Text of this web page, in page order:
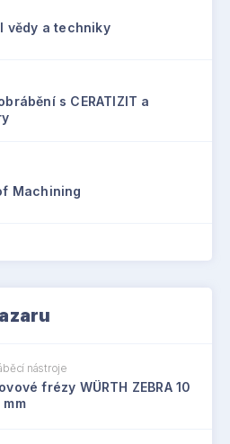
vědy a techniky
s CERATIZIT a
Machining
nástroje
frézy WÜRTH ZEBRA 10
mm